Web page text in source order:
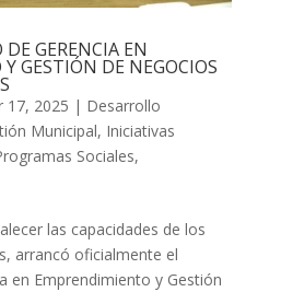
GERENCIA EN
GESTIÓN DE NEGOCIOS
17, 2025 | Desarrollo
Municipal, Iniciativas
Sociales,
las capacidades de los
arrancó oficialmente el
en Emprendimiento y Gestión